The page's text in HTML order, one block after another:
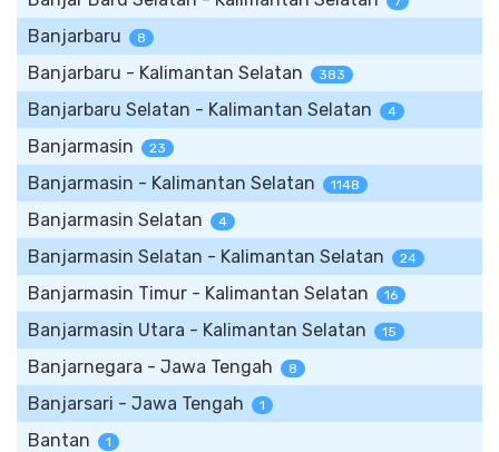
Banjarbaru 8
Banjarbaru - Kalimantan Selatan 383
Banjarbaru Selatan - Kalimantan Selatan 4
Banjarmasin 23
Banjarmasin - Kalimantan Selatan 1148
Banjarmasin Selatan 4
Banjarmasin Selatan - Kalimantan Selatan 24
Banjarmasin Timur - Kalimantan Selatan 16
Banjarmasin Utara - Kalimantan Selatan 15
Banjarnegara - Jawa Tengah 8
Banjarsari - Jawa Tengah 1
Bantan 1